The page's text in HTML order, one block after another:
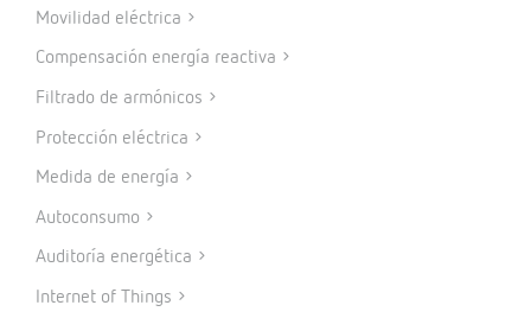
Movilidad eléctrica
Compensación energía reactiva
Filtrado de armónicos
Protección eléctrica
Medida de energía
Autoconsumo
Auditoría energética
Internet of Things